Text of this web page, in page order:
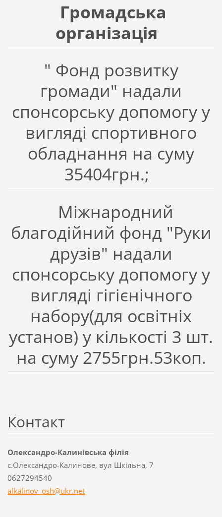
Громадська
організація
" Фонд розвитку
громади" надали
спонсорську допомогу у
вигляді спортивного
обладнання на суму
35404грн.;
Міжнародний
благодійний фонд "Руки
друзів" надали
спонсорську допомогу у
вигляді гігієнічного
набору(для освітніх
установ) у кількості 3 шт.
на суму 2755грн.53коп.
Контакт
Олександро-Калинівська філія
с.Олександро-Калинове, вул Шкільна, 7
0627294540
alkalinov_osh@ukr.net